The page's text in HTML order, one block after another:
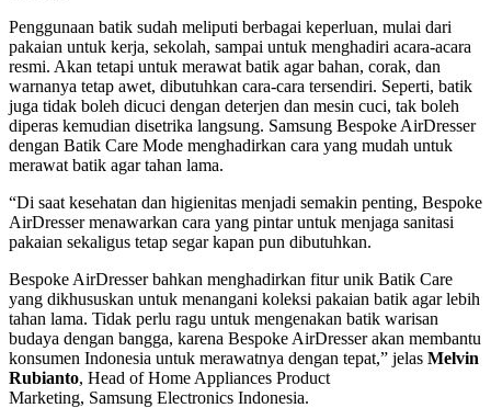
Penggunaan batik sudah meliputi berbagai keperluan, mulai dari
pakaian untuk kerja, sekolah, sampai untuk menghadiri acara-acara
resmi. Akan tetapi untuk merawat batik agar bahan, corak, dan
warnanya tetap awet, dibutuhkan cara-cara tersendiri. Seperti, batik
juga tidak boleh dicuci dengan deterjen dan mesin cuci, tak boleh
diperas kemudian disetrika langsung. Samsung Bespoke AirDresser
dengan Batik Care Mode menghadirkan cara yang mudah untuk
merawat batik agar tahan lama.
“Di saat kesehatan dan higienitas menjadi semakin penting, Bespoke
AirDresser menawarkan cara yang pintar untuk menjaga sanitasi
pakaian sekaligus tetap segar kapan pun dibutuhkan.
Bespoke AirDresser bahkan menghadirkan fitur unik Batik Care
yang dikhususkan untuk menangani koleksi pakaian batik agar lebih
tahan lama. Tidak perlu ragu untuk mengenakan batik warisan
budaya dengan bangga, karena Bespoke AirDresser akan membantu
konsumen Indonesia untuk merawatnya dengan tepat,” jelas Melvin
Rubianto, Head of Home Appliances Product
Marketing, Samsung Electronics Indonesia.